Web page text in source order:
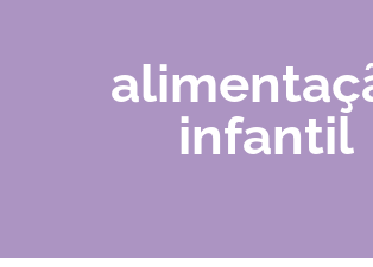
infantil